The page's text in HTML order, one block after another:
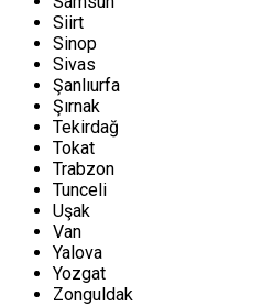
Siirt
Sinop
Sivas
Şanlıurfa
Şırnak
Tekirdağ
Tokat
Trabzon
Tunceli
Uşak
Van
Yalova
Yozgat
Zonguldak